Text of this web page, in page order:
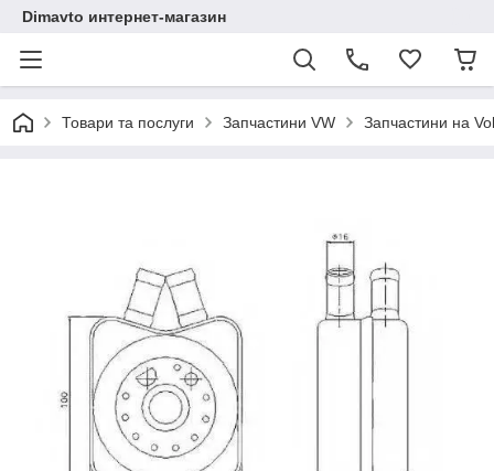
Dimavto интернет-магазин
Товари та послуги Запчастини VW Запчастини на